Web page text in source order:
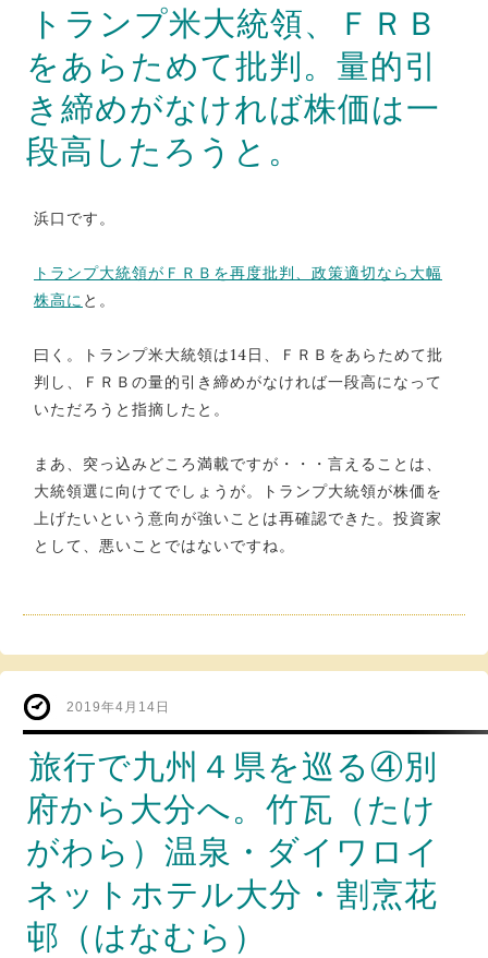
トランプ米大統領、ＦＲＢ
をあらためて批判。量的引
き締めがなければ株価は一
段高したろうと。
浜口です。
トランプ大統領がＦＲＢを再度批判、政策適切なら大幅
株高に と。
曰く。トランプ米大統領は14日、ＦＲＢをあらためて批
判し、ＦＲＢの量的引き締めがなければ一段高になって
いただろうと指摘したと。
まあ、突っ込みどころ満載ですが・・・言えることは、
大統領選に向けてでしょうが。トランプ大統領が株価を
上げたいという意向が強いことは再確認できた。投資家
として、悪いことではないですね。
2019年4月14日
旅行で九州４県を巡る④別
府から大分へ。竹瓦（たけ
がわら）温泉・ダイワロイ
ネットホテル大分・割烹花
邨（はなむら）